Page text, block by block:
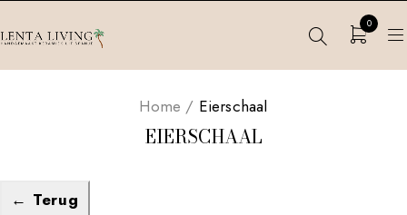
0
EIERSCHAAL
Home / Eierschaal
← Terug